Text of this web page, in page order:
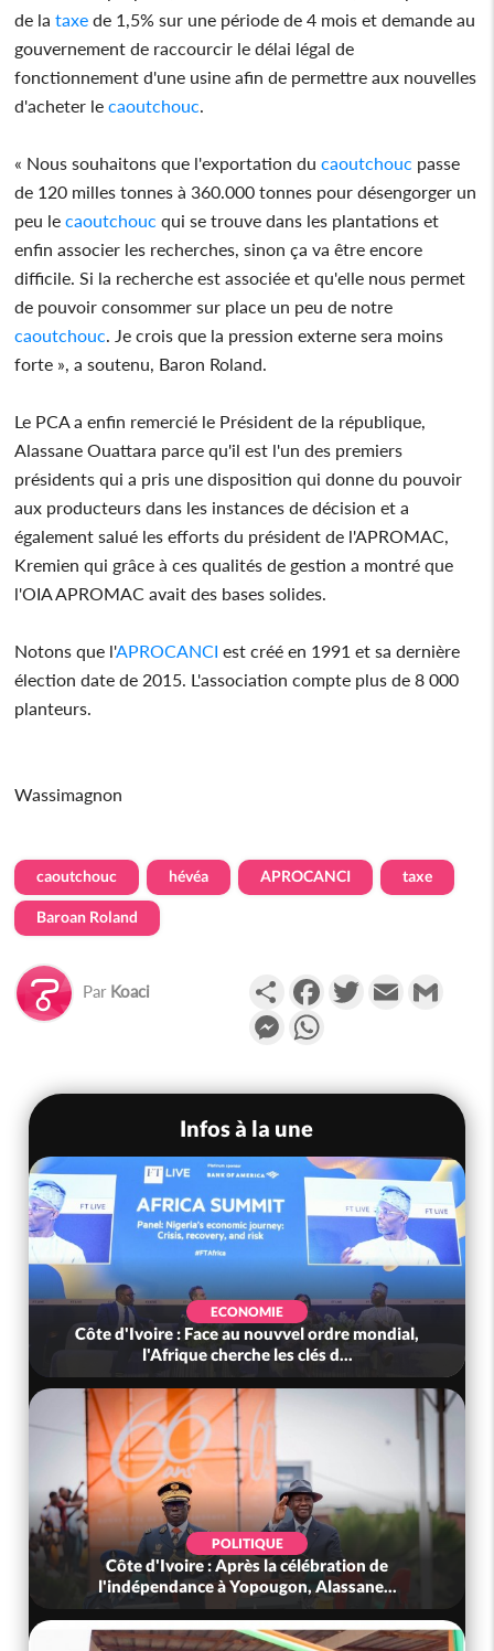
de lataxe de 1,5% sur une période de 4 mois et demande au
gouvernement de raccourcir le délai légal de
fonctionnement d'une usine afin de permettre aux nouvelles
d'acheter lecaoutchouc
« Nous souhaitons que l'exportation ducaoutchouc passe
de 120 milles tonnes à 360.000 tonnes pour désengorger un
peu lecaoutchouc qui se trouve dans les plantations et
enfin associer les recherches, sinon ça va être encore
difficile. Si la recherche est associée et qu'elle nous permet
de pouvoir consommer sur place un peu de notre
caoutchouc . Je crois que la pression externe sera moins
forte », a soutenu, Baron Roland.
Le PCA a enfin remercié le Président de la république,
Alassane Ouattara parce qu'il est l'un des premiers
présidents qui a pris une disposition qui donne du pouvoir
aux producteurs dans les instances de décision et a
également salué les efforts du président de l'APROMAC,
Kremien qui grâce à ces qualités de gestion a montré que
l'OIA APROMAC avait des bases solides.
Notons que l'APROCANCI est créé en 1991 et sa dernière
élection date de 2015. L'association compte plus de 8 000
planteurs.
Wassimagnon
caoutchouc hévéa APROCANCI taxe
Baroan Roland
Par Koaci PartagerFacebookTwitterEmail
Messenger
Infos à la une
ECONOMIE
Côte d'Ivoire : Face au nouvvel ordre mondial,
l'Afrique cherche les clés d...
POLITIQUE
Côte d'Ivoire : Après la célébration de
l'indépendance à Yopougon, Alassane...